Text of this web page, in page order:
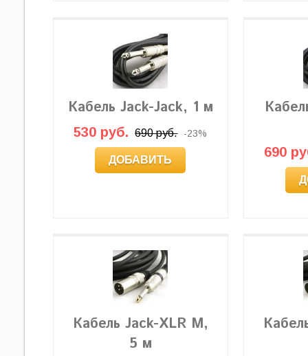
Кабель Jack-Jack, 1 м
530 руб. 690 руб. -23%
ДОБАВИТЬ
690
Кабель Jack-XLR M,
5 м